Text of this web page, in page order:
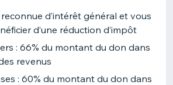
reconnue d’intérêt général et vous
d’une réduction d’impôt
: 66% du montant du don dans
revenus
: 60% du montant du don dans